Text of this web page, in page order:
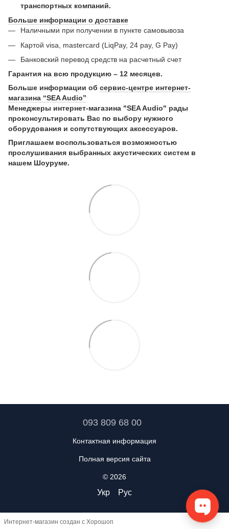
транспортных компаний.
Больше информации о доставке
Наличными при получении в пункте самовывоза
Картой visa, mastercard (LiqPay, 24 pay, G Pay)
Банковский перевод средств на расчетный счет
Гарантия на всю продукцию – 12 месяцев.
Больше информации об сервис-центре интернет-
магазина “SEA Audio”
Менеджеры интернет-магазина "SEA Audio" рады
проконсультировать Вас по выбору нужного
оборудования и сопутствующих аксессуаров.
Приглашаем воспользоваться возможностью
прослушивания выбранных акустических систем в
нашем Шоуруме.
093 809 68 00
Контактная информация
Полная версия сайта
© 2026
Укр Рус
Интернет-магазин создан с Хорошоп